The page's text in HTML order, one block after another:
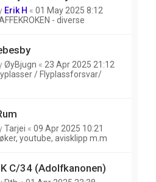
Erik H « 01 May 2025 8:12
- diverse
ØyBjugn « 23 Apr 2025 21:12
/ Flyplassforsvar/
Tarjei « 09 Apr 2025 10:21
youtube, avisklipp m.m
C/34 (Adolfkanonen)